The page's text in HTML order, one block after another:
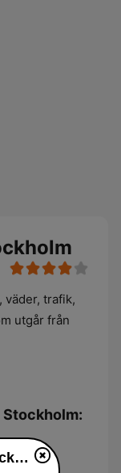
väder, trafik,
utgår från
Stockholm:
Sveriges Radio P4 Stockholm diretta